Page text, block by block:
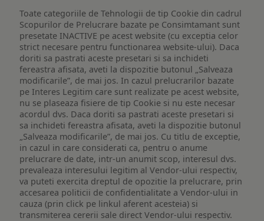
Toate categoriile de Tehnologii de tip Cookie din cadrul
Scopurilor de Prelucrare bazate pe Consimtamant sunt
presetate INACTIVE pe acest website (cu exceptia celor
strict necesare pentru functionarea website-ului). Daca
doriti sa pastrati aceste presetari si sa inchideti
fereastra afisata, aveti la dispozitie butonul „Salveaza
modificarile”, de mai jos. In cazul prelucrarilor bazate
pe Interes Legitim care sunt realizate pe acest website,
nu se plaseaza fisiere de tip Cookie si nu este necesar
acordul dvs. Daca doriti sa pastrati aceste presetari si
sa inchideti fereastra afisata, aveti la dispozitie butonul
„Salveaza modificarile”, de mai jos. Cu titlu de exceptie,
in cazul in care considerati ca, pentru o anume
prelucrare de date, intr-un anumit scop, interesul dvs.
prevaleaza interesului legitim al Vendor-ului respectiv,
va puteti exercita dreptul de opozitie la prelucrare, prin
accesarea politicii de confidentialitate a Vendor-ului in
cauza (prin click pe linkul aferent acesteia) si
transmiterea cererii sale direct Vendor-ului respectiv.